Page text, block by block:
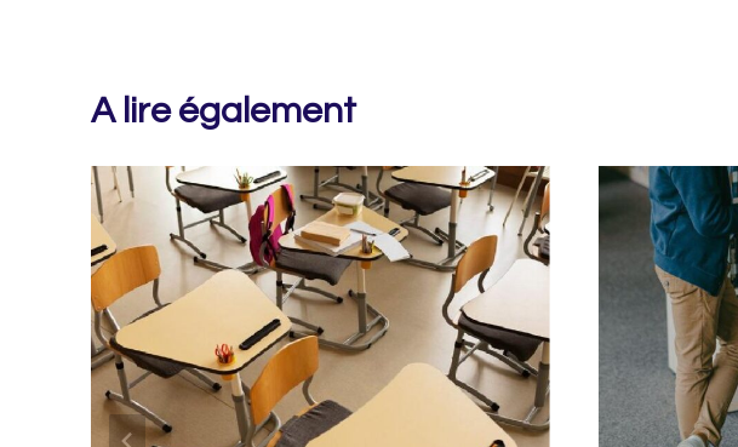
A lire également